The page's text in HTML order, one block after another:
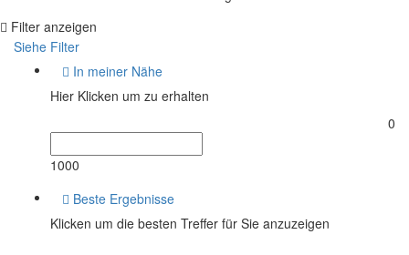
Filter anzeigen
Siehe Filter
In meiner Nähe
Hier Klicken um zu erhalten
0
1000
Beste Ergebnisse
Klicken um die besten Treffer für Sie anzuzeigen